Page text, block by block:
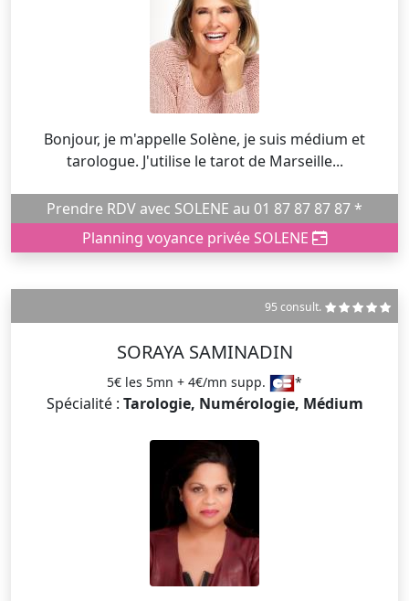
Bonjour, je m'appelle Solène, je suis médium et
tarologue. J'utilise le tarot de Marseille...
Prendre RDV avec SOLENE au 01 87 87 87 87 *
Planning voyance privée SOLENE
95 consult.
SORAYA SAMINADIN
5€ les 5mn + 4€/mn supp. *
Spécialité : Tarologie, Numérologie, Médium